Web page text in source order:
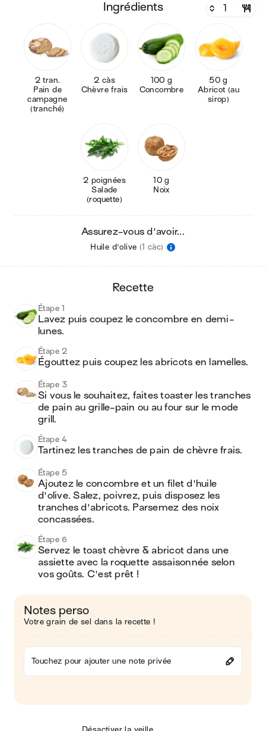
ingrédients
2 tran.
Pain de
campagne
(tranché)
2 càs
Chèvre frais
100 g
Concombre
50 g
Abricot (au
sirop)
2 poignées
Salade
(roquette)
10 g
Noix
Assurez-vous d'avoir...
Huile d'olive (1 càc)
recette
Étape 1
Lavez puis coupez le concombre en demi-
lunes.
Étape 2
Égouttez puis coupez les abricots en lamelles.
Étape 3
Si vous le souhaitez, faites toaster les tranches
de pain au grille-pain ou au four sur le mode
grill.
Étape 4
Tartinez les tranches de pain de chèvre frais.
Étape 5
Ajoutez le concombre et un filet d'huile
d'olive. Salez, poivrez, puis disposez les
tranches d'abricots. Parsemez des noix
concassées.
Étape 6
Servez le toast chèvre & abricot dans une
assiette avec la roquette assaisonnée selon
vos goûts. C'est prêt !
Notes perso
Votre grain de sel dans la recette !
Touchez pour ajouter une note privée